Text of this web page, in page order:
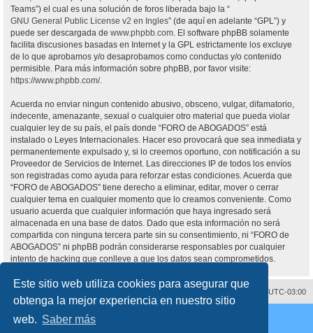
Este sitio web utiliza cookies para asegurar que
obtenga la mejor experiencia en nuestro sitio
web. Saber más
Teams”) el cual es una solución de foros liberada bajo la “
GNU General Public License v2 en Ingles” (de aquí en adelante “GPL”) y
puede ser descargada de www.phpbb.com. El software phpBB solamente
facilita discusiones basadas en Internet y la GPL estrictamente los excluye
de lo que aprobamos y/o desaprobamos como conductas y/o contenido
permisible. Para más información sobre phpBB, por favor visite:
https://www.phpbb.com/.
Acuerda no enviar ningun contenido abusivo, obsceno, vulgar, difamatorio,
indecente, amenazante, sexual o cualquier otro material que pueda violar
cualquier ley de su país, el país donde “FORO de ABOGADOS” está
instalado o Leyes Internacionales. Hacer eso provocará que sea inmediata y
permanentemente expulsado y, si lo creemos oportuno, con notificación a su
Proveedor de Servicios de Internet. Las direcciones IP de todos los envíos
son registradas como ayuda para reforzar estas condiciones. Acuerda que
“FORO de ABOGADOS” tiene derecho a eliminar, editar, mover o cerrar
cualquier tema en cualquier momento que lo creamos conveniente. Como
usuario acuerda que cualquier información que haya ingresado será
almacenada en una base de datos. Dado que esta información no será
compartida con ninguna tercera parte sin su consentimiento, ni “FORO de
ABOGADOS” ni phpBB podrán considerarse responsables por cualquier
intento de hacking que conlleve a que los datos sean comprometidos.
Todos los horarios son UTC-03:00
Borrar cookies
Desarrollado por
® Forum Software © phpBB Limited
Traducción al español porphpBB España